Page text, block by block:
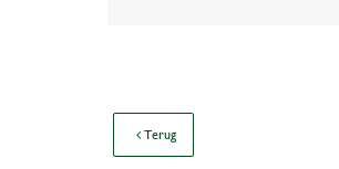
Terug